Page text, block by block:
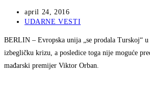
Post
published:
april 24, 2016
Post
UDARNE VESTI
BERLIN – Evropska unija „se prodala Turskoj“ u
izbegličku krizu, a posledice toga nije moguće
mađarski premijer Viktor Orban.